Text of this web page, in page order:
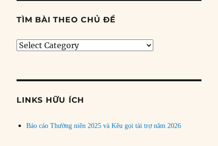
TÌM BÀI THEO CHỦ ĐỀ
Tìm
đề
LINKS HỮU ÍCH
Báo cáo Thường niên 2025 và Kêu gọi tài trợ năm 2026